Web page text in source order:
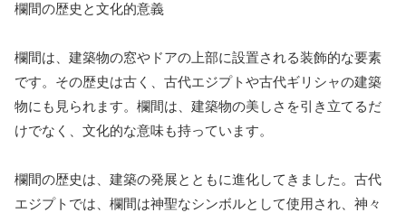
欄間の歴史と文化的意義
欄間は、建築物の窓やドアの上部に設置される装飾的な要素
です。その歴史は古く、古代エジプトや古代ギリシャの建築
物にも見られます。欄間は、建築物の美しさを引き立てるだ
けでなく、文化的な意味も持っています。
欄間の歴史は、建築の発展とともに進化してきました。古代
エジプトでは、欄間は神聖なシンボルとして使用され、神々